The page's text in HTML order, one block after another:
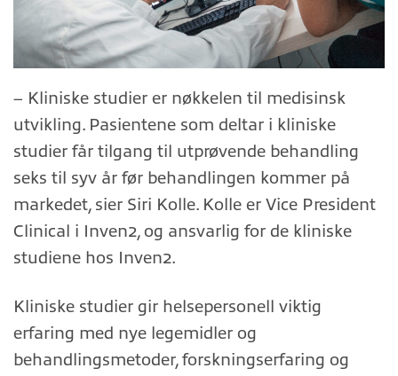
– Kliniske studier er nøkkelen til medisinsk
utvikling. Pasientene som deltar i kliniske
studier får tilgang til utprøvende behandling
seks til syv år før behandlingen kommer på
markedet, sier Siri Kolle. Kolle er Vice President
Clinical i Inven2, og ansvarlig for de kliniske
studiene hos Inven2.
Kliniske studier gir helsepersonell viktig
erfaring med nye legemidler og
behandlingsmetoder, forskningserfaring og